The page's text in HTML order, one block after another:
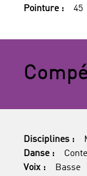
Pointure :
45
Disciplines :
Danse :
Voix :
Basse